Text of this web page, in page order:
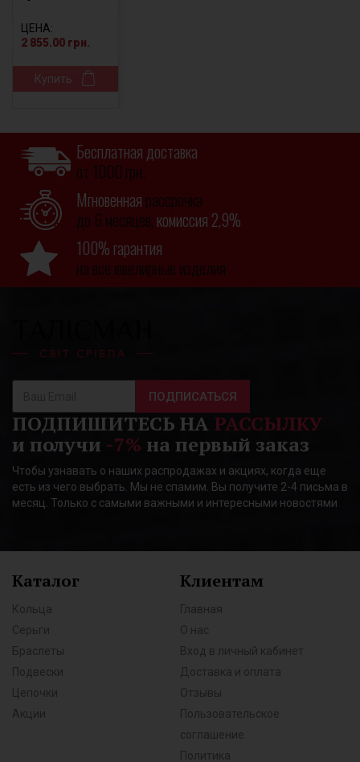
ЦЕНА:
2 855.00 грн.
Купить
Бесплатная доставка
от 1000 грн.
Мгновенная рассрочка
до 6 месяцев, комиссия 2,9%
100% гарантия
на все ювелирные изделия
ПОДПИСАТЬСЯ
ПОДПИШИТЕСЬ НА РАССЫЛКУ
и получи -7% на первый заказ
Чтобы узнавать о наших распродажах и акциях, когда еще
есть из чего выбрать. Мы не спамим. Вы получите 2-4 письма в
месяц. Только с самыми важными и интересными новостями
Каталог
Кольца
Серьги
Браслеты
Подвески
Цепочки
Акции
Клиентам
Главная
О нас
Вход в личный кабинет
Доставка и оплата
Отзывы
Пользовательское
соглашение
Политика